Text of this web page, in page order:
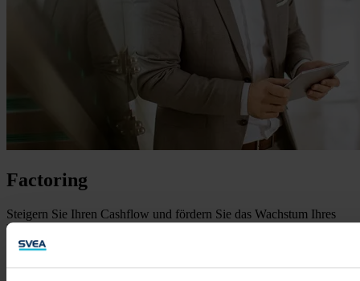
Factoring
Steigern Sie Ihren Cashflow und fördern Sie das Wachstum Ihres
Unternehmens. Entdecken Sie die Vorteile des Factoring und
befreien Sie gebundenes Kapital für Ihr Unternehmen!
Mehr erfahren